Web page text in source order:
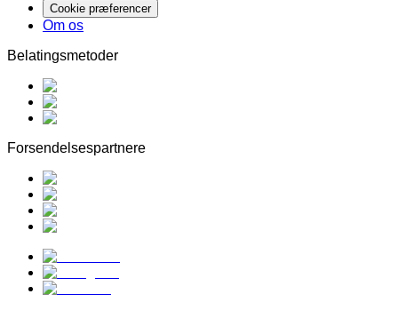
Cookie præferencer
Om os
Belatingsmetoder
Forsendelsespartnere